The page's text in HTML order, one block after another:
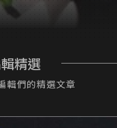
精選
輯們的精選文章